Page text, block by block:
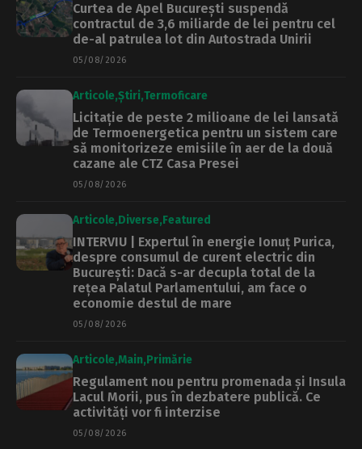
Curtea de Apel București suspendă
contractul de 3,6 miliarde de lei pentru cel
de-al patrulea lot din Autostrada Unirii
05/08/2026
Articole Știri Termoficare
Licitație de peste 2 milioane de lei lansată
de Termoenergetica pentru un sistem care
să monitorizeze emisiile în aer de la două
cazane ale CTZ Casa Presei
05/08/2026
Articole Diverse Featured
INTERVIU | Expertul în energie Ionuț Purica,
despre consumul de curent electric din
București: Dacă s-ar decupla total de la
rețea Palatul Parlamentului, am face o
economie destul de mare
05/08/2026
Articole Main Primărie
Regulament nou pentru promenada și Insula
Lacul Morii, pus în dezbatere publică. Ce
activități vor fi interzise
05/08/2026